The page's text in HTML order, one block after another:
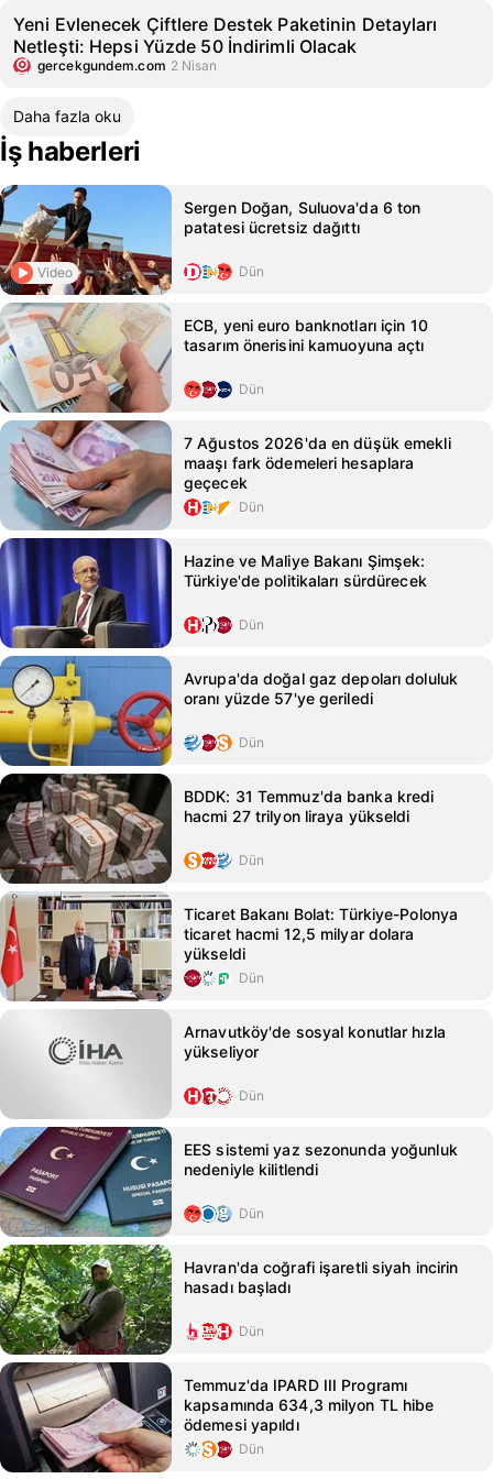
Yeni Evlenecek Çiftlere Destek Paketinin Detayları
Netleşti: Hepsi Yüzde 50 İndirimli Olacak
gercekgundem.com 2 Nisan
Daha fazla oku
İş haberleri
Video
Sergen Doğan, Suluova'da 6 ton
patatesi ücretsiz dağıttı
Dün
ECB, yeni euro banknotları için 10
tasarım önerisini kamuoyuna açtı
Dün
7 Ağustos 2026'da en düşük emekli
maaşı fark ödemeleri hesaplara
geçecek
Dün
Hazine ve Maliye Bakanı Şimşek:
Türkiye'de politikaları sürdürecek
Dün
Avrupa'da doğal gaz depoları doluluk
oranı yüzde 57'ye geriledi
Dün
BDDK: 31 Temmuz'da banka kredi
hacmi 27 trilyon liraya yükseldi
Dün
Ticaret Bakanı Bolat: Türkiye-Polonya
ticaret hacmi 12,5 milyar dolara
yükseldi
Dün
Arnavutköy'de sosyal konutlar hızla
yükseliyor
Dün
EES sistemi yaz sezonunda yoğunluk
nedeniyle kilitlendi
Dün
Havran'da coğrafi işaretli siyah incirin
hasadı başladı
Dün
Temmuz'da IPARD III Programı
kapsamında 634,3 milyon TL hibe
ödemesi yapıldı
Dün